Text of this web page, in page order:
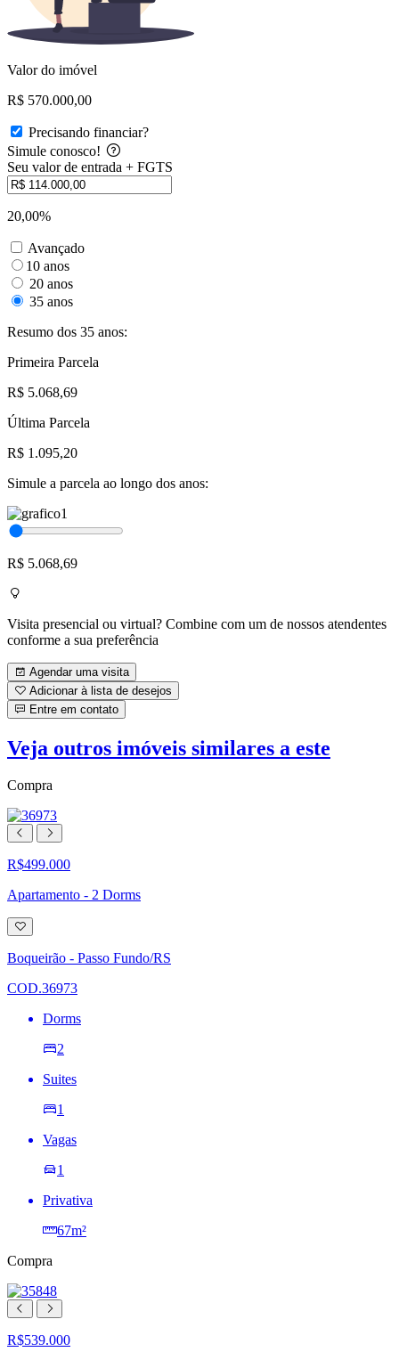
Valor do imóvel
R$ 570.000,00
Precisando financiar?
Simule conosco!
Seu valor de entrada + FGTS
20,00%
Avançado
10 anos
20 anos
35 anos
Resumo dos 35 anos:
Primeira Parcela
R$ 5.068,69
Última Parcela
R$ 1.095,20
Simule a parcela ao longo dos anos:
R$ 5.068,69
Visita presencial ou virtual? Combine com um de nossos atendentes
conforme a sua preferência
Agendar uma visita
Adicionar à lista de desejos
Entre em contato
Veja outros imóveis similares a este
Compra
R$499.000
Apartamento - 2 Dorms
Adicionar
à
lista
de
Boqueirão - Passo Fundo/RS
COD.36973
Dorms
2
Suites
1
Vagas
1
Privativa
67m²
Compra
R$539.000